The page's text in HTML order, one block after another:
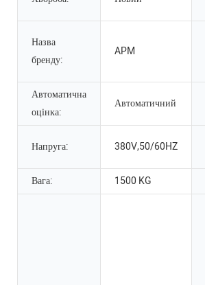
Назва
бренду:
APM
Автоматична
оцінка:
Автоматичний
Напруга: 380V,50/60HZ
Вага:
1500 KG